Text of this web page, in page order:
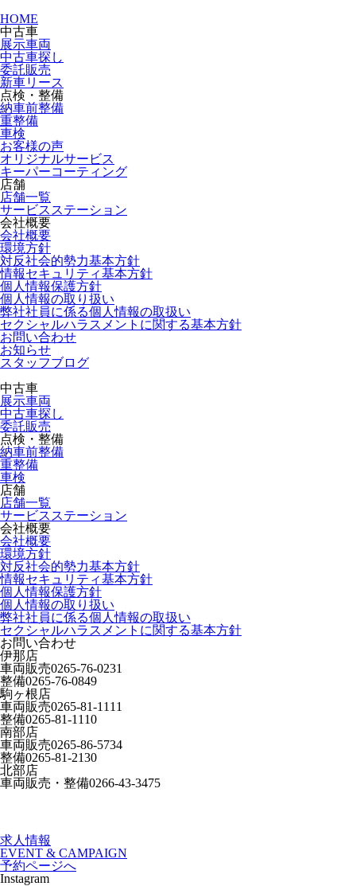
HOME
中古車
展示車両
中古車探し
委託販売
新車リース
点検・整備
納車前整備
重整備
車検
お客様の声
オリジナルサービス
キーパーコーティング
店舗
店舗一覧
サービスステーション
会社概要
会社概要
環境方針
対反社会的勢力基本方針
情報セキュリティ基本方針
個人情報保護方針
個人情報の取り扱い
弊社社員に係る個人情報の取扱い
セクシャルハラスメントに関する基本方針
お問い合わせ
お知らせ
スタッフブログ
中古車
展示車両
中古車探し
委託販売
点検・整備
納車前整備
重整備
車検
店舗
店舗一覧
サービスステーション
会社概要
会社概要
環境方針
対反社会的勢力基本方針
情報セキュリティ基本方針
個人情報保護方針
個人情報の取り扱い
弊社社員に係る個人情報の取扱い
セクシャルハラスメントに関する基本方針
お問い合わせ
伊那店
車両販売0265-76-0231
整備0265-76-0849
駒ヶ根店
車両販売0265-81-1111
整備0265-81-1110
南部店
車両販売0265-86-5734
整備0265-81-2130
北部店
車両販売・整備0266-43-3475
求人情報
EVENT & CAMPAIGN
予約ページへ
Instagram